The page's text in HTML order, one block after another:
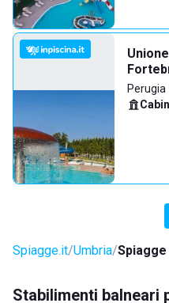
Perugia
Spiagge.it Umbria
Stabilimenti balneari